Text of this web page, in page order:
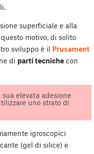
superficiale e alla
motivo, di solito
sviluppo è il Prusament
di parti tecniche con
elevata adesione
uno strato di
igroscopici
(gel di silice) e